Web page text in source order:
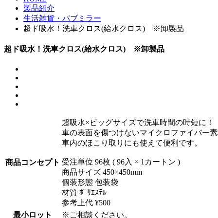
製品紹介
生活雑貨・パブミラー
超ド吸水！洗車クロス(給水クロス) ※卸製品
超ド吸水！洗車クロス(給水クロス) ※卸製品
商品コンセプト
超吸水×ビッグサイズで洗車時間の時短に！
車の表面を傷つけないマイクロファイバー
車内のほこり取りにも使えて便利です。
受注単位 96枚 ( 96入 × 1カートン )
商品サイズ 450×450mm
個装形態 包装袋
材質 ﾎﾟﾘｴｽﾃﾙ
参考上代 ¥500
最小ロット
※ご相談ください。